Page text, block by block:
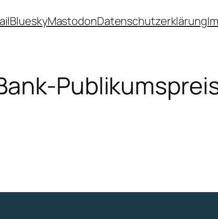
BlueskyMastodonDatenschutzerklärung